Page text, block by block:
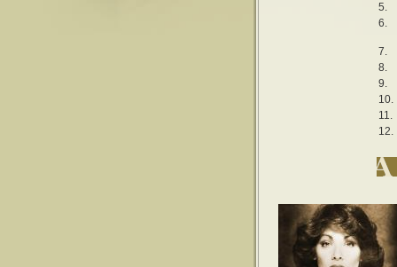
5.
6.
7.
8.
9.
10.
11.
12.